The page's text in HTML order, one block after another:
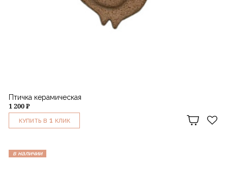
Птичка керамическая
1 200 ₽
КУПИТЬ В 1 КЛИК
в наличии